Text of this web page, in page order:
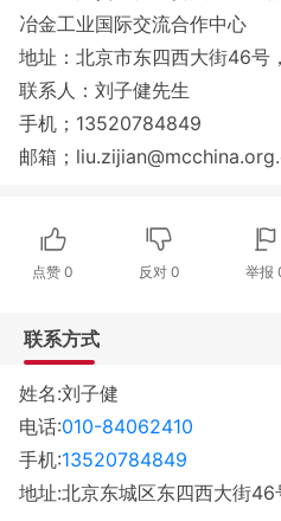
冶金工业国际交流合作中心
地址：北京市东四西大街46号
联系人：刘子健先生
手机；13520784849
邮箱；
点赞0 反对 0 举报
联系方式
姓名:刘子健
电话:010-84062410
手机:13520784849
地址:北京东城区东四西大街46